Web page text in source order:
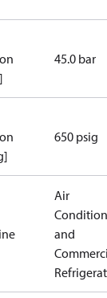
45.0 bar
650 psig
Air
and